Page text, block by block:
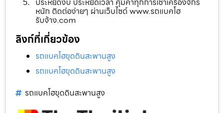
หนัก ติดต่อง่ายๆ ผ่านเว็บไซต์ www.รถแบคโฮ
รับจ้าง.com
ลิงก์ที่เกี่ยวข้อง
รถแบคโฮขุดดินสะพานสูง
รถแบคโฮขุดดินสะพานสูง
รถแบคโฮขุดดินสะพานสูง